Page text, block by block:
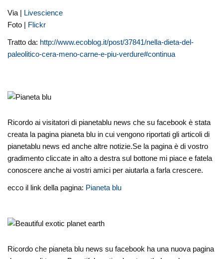
Via | Livescience
Foto | Flickr
Tratto da: http://www.ecoblog.it/post/37841/nella-dieta-del-
paleolitico-cera-meno-carne-e-piu-verdure#continua
Ricordo ai visitatori di pianetablu news che su facebook è stata
creata la pagina pianeta blu in cui vengono riportati gli articoli di
pianetablu news ed anche altre notizie.Se la pagina è di vostro
gradimento cliccate in alto a destra sul bottone mi piace e fatela
conoscere anche ai vostri amici per aiutarla a farla crescere.
ecco il link della pagina: Pianeta blu
Ricordo che pianeta blu news su facebook ha una nuova pagina